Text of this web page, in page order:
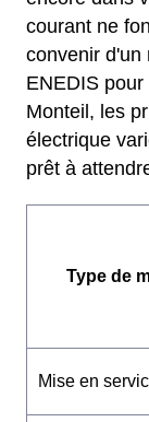
courant ne
convenir d'un
ENEDIS
Monteil, les
électrique
prêt à
Type de
Mise en